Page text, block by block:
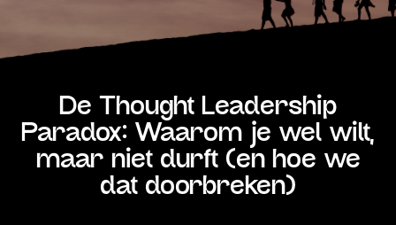
De Thought Leadership
Paradox: Waarom je wel wilt,
maar niet durft (en hoe we
dat doorbreken)